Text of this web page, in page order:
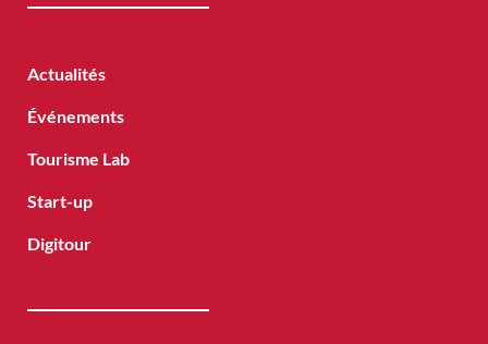
Actualités
Événements
Tourisme Lab
Start-up
Digitour